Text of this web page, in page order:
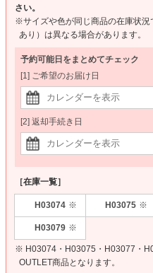
さい。
※サイズや色が同じ商品の在庫状
あり）は異なる場合があります。
予約可能日をまとめてチェック
[1] ご希望のお届け日
[2] 返却手続き日
［在庫一覧］
H03074 ※ H03075 ※
H03079 ※
※ H03074・H03075・H03077・
OUTLET商品となります。